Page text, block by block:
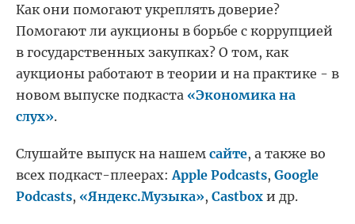
Как они помогают укреплять доверие?
Помогают ли аукционы в борьбе с коррупцией
в государственных закупках? О том, как
аукционы работают в теории и на практике - в
новом выпуске подкаста «Экономика на
слух».
Слушайте выпуск на нашем сайте, а также во
всех подкаст-плеерах: Apple Podcasts, Google
Podcasts, «Яндекс.Музыка», Castbox и др.